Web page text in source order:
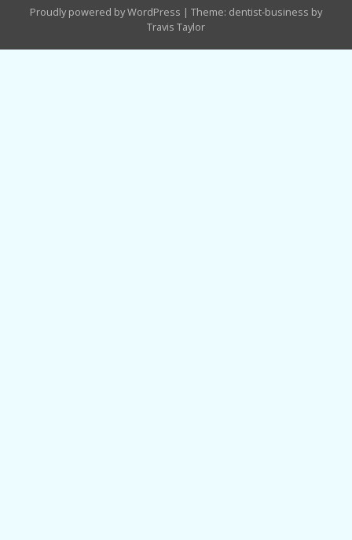
Proudly powered by WordPress | Theme: dentist-business by
Travis Taylor